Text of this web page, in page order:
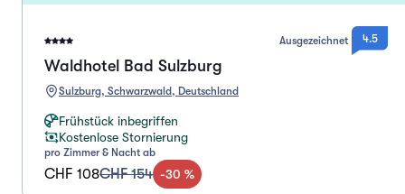
Ausgezeichnet 4.5
Waldhotel Bad Sulzburg
Sulzburg, Schwarzwald, Deutschland
Frühstück inbegriffen
Kostenlose Stornierung
pro Zimmer & Nacht ab
CHF 108CHF 154 -30 %